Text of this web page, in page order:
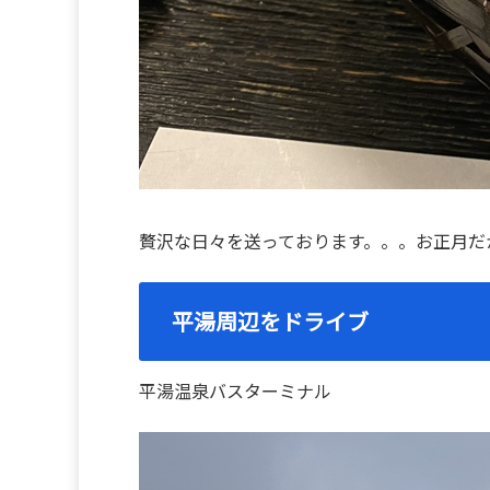
贅沢な日々を送っております。。。お正月
平湯周辺をドライブ
平湯温泉バスターミナル